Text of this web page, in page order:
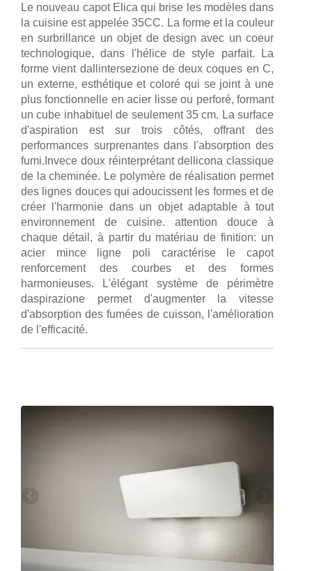
Le nouveau capot Elica qui brise les modèles dans
la cuisine est appelée 35CC. La forme et la couleur
en surbrillance un objet de design avec un coeur
technologique, dans l'hélice de style parfait. La
forme vient dallintersezione de deux coques en C,
un externe, esthétique et coloré qui se joint à une
plus fonctionnelle en acier lisse ou perforé, formant
un cube inhabituel de seulement 35 cm. La surface
d'aspiration est sur trois côtés, offrant des
performances surprenantes dans l'absorption des
fumi.Invece doux réinterprétant dellicona classique
de la cheminée. Le polymère de réalisation permet
des lignes douces qui adoucissent les formes et de
créer l'harmonie dans un objet adaptable à tout
environnement de cuisine. attention douce à
chaque détail, à partir du matériau de finition: un
acier mince ligne poli caractérise le capot
renforcement des courbes et des formes
harmonieuses. L'élégant système de périmètre
daspirazione permet d'augmenter la vitesse
d'absorption des fumées de cuisson, l'amélioration
de l'efficacité.